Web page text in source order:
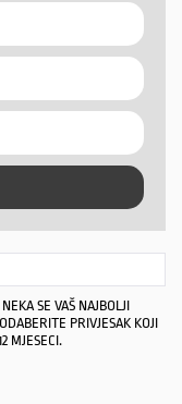
SE VAŠ NAJBOLJI
PRIVJESAK KOJI
MJESECI.